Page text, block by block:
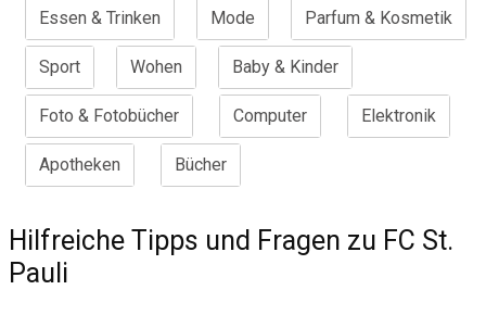
Essen & Trinken Mode Parfum & Kosmetik
Sport Wohen Baby & Kinder
Foto & Fotobücher Computer Elektronik
Apotheken Bücher
Hilfreiche Tipps und Fragen zu FC St.
Pauli